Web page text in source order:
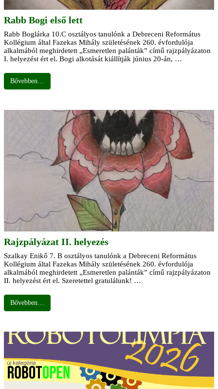
Rabb Bogi első lett
Rabb Boglárka 10.C osztályos tanulónk a Debreceni Református
Kollégium által Fazekas Mihály születésének 260. évfordulója
alkalmából meghirdetett „Esmeretlen palánták” című rajzpályázaton
I. helyezést ért el. Bogi alkotását kiállítják június 20-án, …
Bővebben…
Rajzpályázat II. helyezés
Szalkay Enikő 7. B osztályos tanulónk a Debreceni Református
Kollégium által Fazekas Mihály születésének 260. évfordulója
alkalmából meghirdetett „Esmeretlen palánták” című rajzpályázaton
II. helyezést ért el. Szeretettel gratulálunk! …
Bővebben…